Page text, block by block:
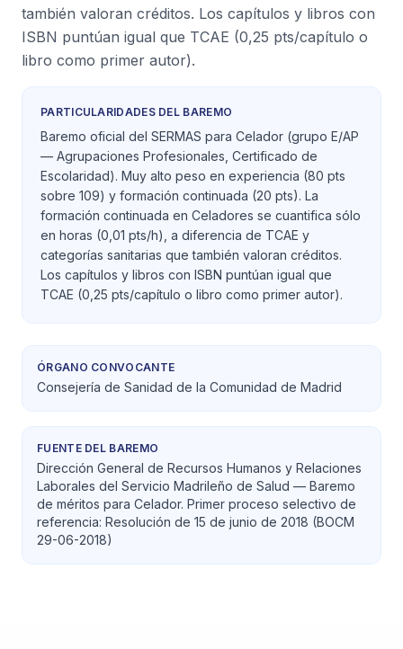
también valoran créditos. Los capítulos y libros con
ISBN puntúan igual que TCAE (0,25 pts/capítulo o
libro como primer autor).
PARTICULARIDADES DEL BAREMO
Baremo oficial del SERMAS para Celador (grupo E/AP
— Agrupaciones Profesionales, Certificado de
Escolaridad). Muy alto peso en experiencia (80 pts
sobre 109) y formación continuada (20 pts). La
formación continuada en Celadores se cuantifica sólo
en horas (0,01 pts/h), a diferencia de TCAE y
categorías sanitarias que también valoran créditos.
Los capítulos y libros con ISBN puntúan igual que
TCAE (0,25 pts/capítulo o libro como primer autor).
ÓRGANO CONVOCANTE
Consejería de Sanidad de la Comunidad de Madrid
FUENTE DEL BAREMO
Dirección General de Recursos Humanos y Relaciones
Laborales del Servicio Madrileño de Salud — Baremo
de méritos para Celador. Primer proceso selectivo de
referencia: Resolución de 15 de junio de 2018 (BOCM
29-06-2018)